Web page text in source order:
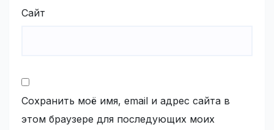
Сайт
Сохранить моё имя, email и адрес сайта в
этом браузере для последующих моих